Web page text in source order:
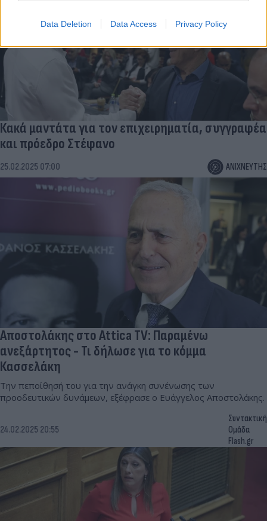
Data Deletion Data Access Privacy Policy
Κακά μαντάτα για τον επιχειρηματία, συγγραφέα
και πρόεδρο Στέφανο
25.02.2025 07:00 ΑΝΙΧΝΕΥΤΗΣ
Αποστολάκης στο Attica TV: Παραμένω
ανεξάρτητος - Τι δήλωσε για το κόμμα
Κασσελάκη
Την πεποίθησή του για την ανάγκη συνένωσης των
προοδευτικών δυνάμεων, εξέφρασε ο Ευάγγελος Αποστολάκης.
24.02.2025 20:55
Συντακτική
Ομάδα
Flash.gr